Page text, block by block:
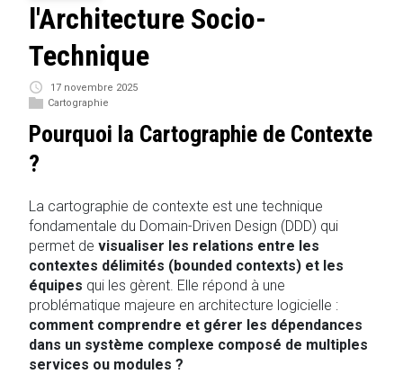
l'Architecture Socio-
Technique
17 novembre 2025
Cartographie
Pourquoi la Cartographie de Contexte
?
La cartographie de contexte est une technique
fondamentale du Domain-Driven Design (DDD) qui
permet de visualiser les relations entre les
contextes délimités (bounded contexts) et les
équipes qui les gèrent. Elle répond à une
problématique majeure en architecture logicielle :
comment comprendre et gérer les dépendances
dans un système complexe composé de multiples
services ou modules ?